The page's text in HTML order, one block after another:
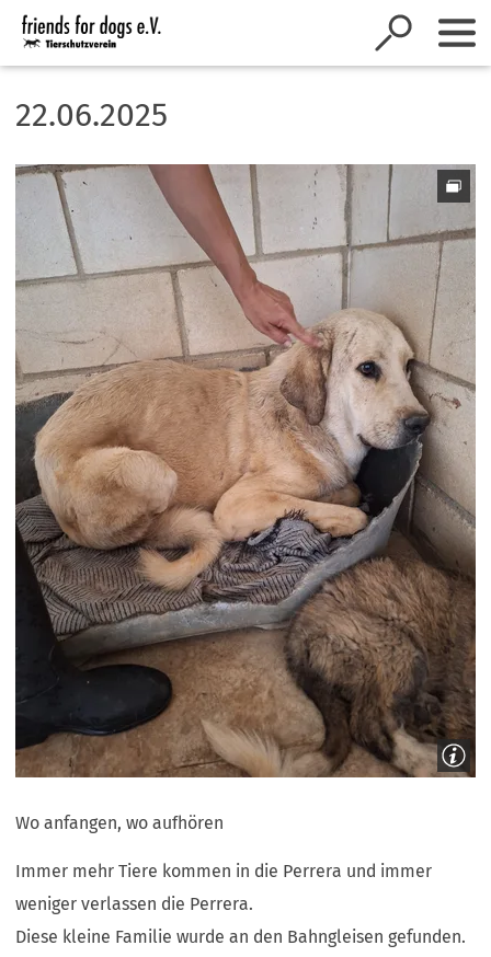
Inhalt anspringen
22.06.2025
Wo anfangen, wo aufhören
Immer mehr Tiere kommen in die Perrera und immer
weniger verlassen die Perrera.
Diese kleine Familie wurde an den Bahngleisen gefunden.